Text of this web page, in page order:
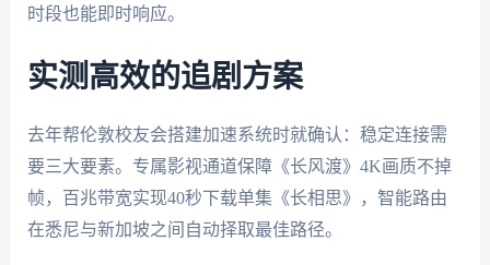
时段也能即时响应。
实测高效的追剧方案
去年帮伦敦校友会搭建加速系统时就确认：稳定连接需
要三大要素。专属影视通道保障《长风渡》4K画质不掉
帧，百兆带宽实现40秒下载单集《长相思》，智能路由
在悉尼与新加坡之间自动择取最佳路径。